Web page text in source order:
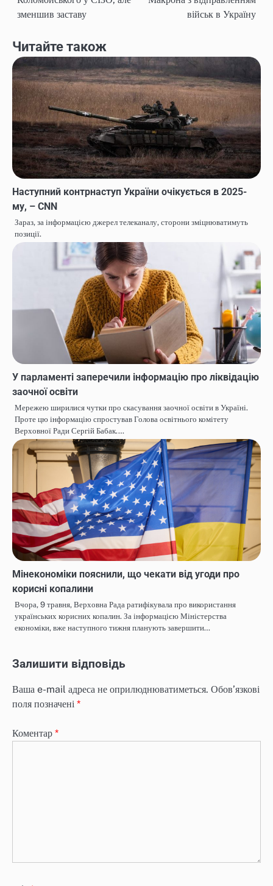
записів
зменшив заставу
військ в Україну
Читайте також
Наступний контрнаступ України очікується в 2025-
му, – CNN
Зараз, за інформацією джерел телеканалу, сторони зміцнюватимуть
позиції.
У парламенті заперечили інформацію про ліквідацію
заочної освіти
Мережею ширилися чутки про скасування заочної освіти в Україні.
Проте цю інформацію спростував Голова освітнього комітету
Верховної Ради Сергій Бабак.…
Мінекономіки пояснили, що чекати від угоди про
корисні копалини
Вчора, 9 травня, Верховна Рада ратифікувала про використання
українських корисних копалин. За інформацією Міністерства
економіки, вже наступного тижня планують завершити…
Залишити відповідь
Ваша e-mail адреса не оприлюднюватиметься. Обов’язкові
поля позначені *
Коментар *